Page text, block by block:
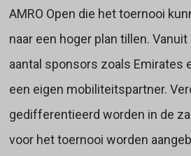
AMRO Open die het toernooi
naar een hoger plan tillen. Vanuit
aantal sponsors zoals Emirates
een eigen mobiliteitspartner.
gedifferentieerd worden in de
voor het toernooi worden